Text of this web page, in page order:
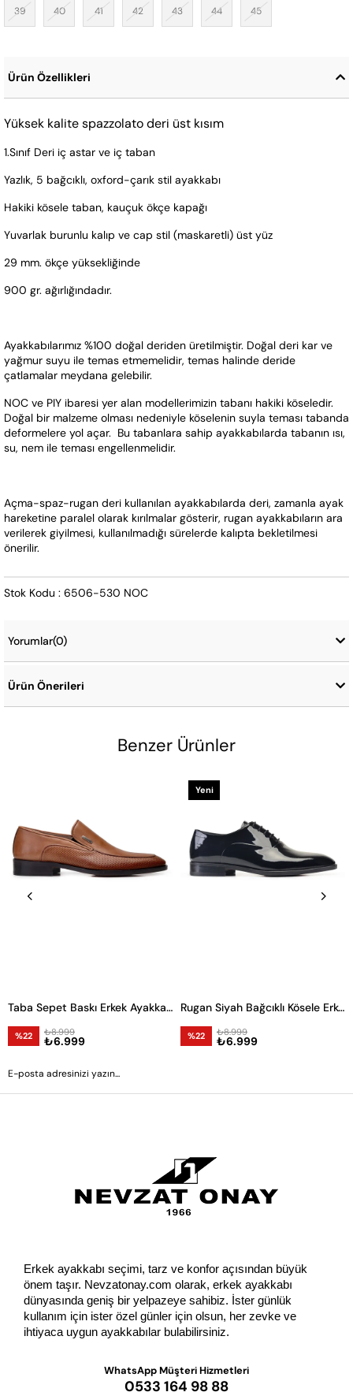
39 40 41 42 43 44 45
Ürün Özellikleri
Yüksek kalite spazzolato deri üst kısım
1.Sınıf Deri iç astar ve iç taban
Yazlık, 5 bağcıklı, oxford-çarık stil ayakkabı
Hakiki kösele taban, kauçuk ökçe kapağı
Yuvarlak burunlu kalıp ve cap stil (maskaretli) üst yüz
29 mm. ökçe yüksekliğinde
900 gr. ağırlığındadır.
Ayakkabılarımız %100 doğal deriden üretilmiştir. Doğal deri kar ve
yağmur suyu ile temas etmemelidir, temas halinde deride
çatlamalar meydana gelebilir.
NOC ve PIY ibaresi yer alan modellerimizin tabanı hakiki köseledir.
Doğal bir malzeme olması nedeniyle köselenin suyla teması tabanda
deformelere yol açar.  Bu tabanlara sahip ayakkabılarda tabanın ısı,
su, nem ile teması engellenmelidir.
Açma-spaz-rugan deri kullanılan ayakkabılarda deri, zamanla ayak
hareketine paralel olarak kırılmalar gösterir, rugan ayakkabıların ara
verilerek giyilmesi, kullanılmadığı sürelerde kalıpta bekletilmesi
önerilir.
Stok Kodu : 6506-530 NOC
Yorumlar(0)
Ürün Önerileri
Benzer Ürünler
Taba Sepet Baskı Erkek Ayakkabı -11832-
%22 ₺6.999
₺8.999
Rugan Siyah Bağcıklı Kösele Erkek Ayakkabı
%22 ₺6.999
₺8.999
Yeni
Erkek ayakkabı seçimi, tarz ve konfor açısından büyük
önem taşır. Nevzatonay.com olarak, erkek ayakkabı
dünyasında geniş bir yelpazeye sahibiz. İster günlük
kullanım için ister özel günler için olsun, her zevke ve
ihtiyaca uygun ayakkabılar bulabilirsiniz.
WhatsApp Müşteri Hizmetleri
0533 164 98 88